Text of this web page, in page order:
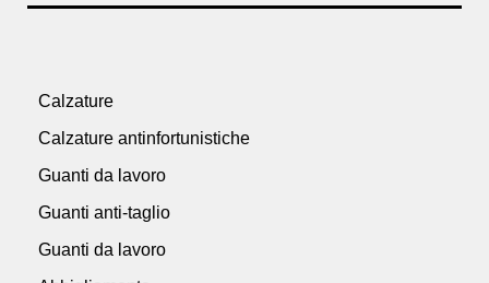
Calzature
Calzature antinfortunistiche
Guanti da lavoro
Guanti anti-taglio
Guanti da lavoro